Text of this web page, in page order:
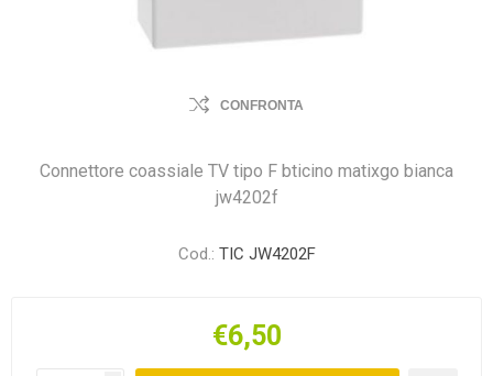
CONFRONTA
Connettore coassiale TV tipo F bticino matixgo bianca
jw4202f
Cod.: TIC JW4202F
€6,50